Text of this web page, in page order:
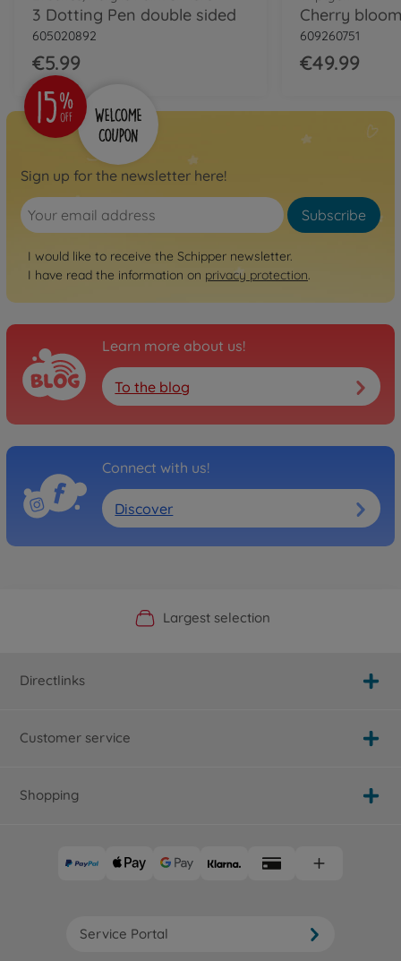
3 Dotting Pen double sided
605020892
€5.99
609260751
€49.99
Sign up for the newsletter here!
Subscribe
I would like to receive the Schipper newsletter.
I have read the information on privacy protection.
Learn more about us!
To the blog
Connect with us!
Discover
Official Manufacturer Shop
Largest selection
Personal service
Fast delivery
Directlinks
Customer service
Shopping
Service Portal